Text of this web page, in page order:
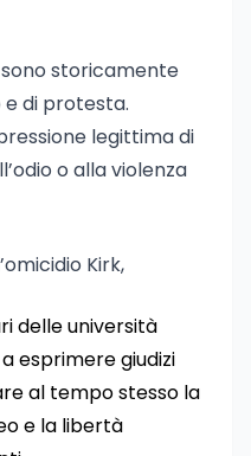
storicamente
di protesta.
legittima di
o alla violenza
Kirk,
delle università
esprimere giudizi
al tempo stesso la
e la libertà